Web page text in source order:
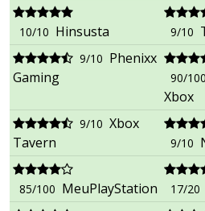
10/10 Hinsusta 9/10
9/10 Phenixx
Gaming
90/100
Xbox
9/10 Xbox
Tavern
9/10
85/100 MeuPlayStation 17/20